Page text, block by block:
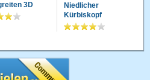
3D
Niedlicher
Kürbiskopf